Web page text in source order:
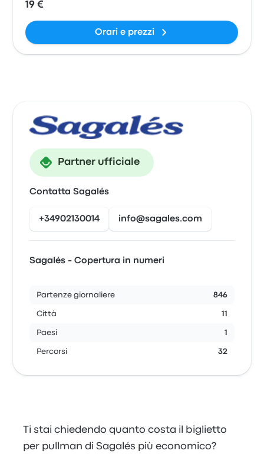
19 €
Orari e prezzi
Partner ufficiale
Contatta Sagalés
+34902130014 info@sagales.com
Sagalés - Copertura in numeri
Partenze giornaliere 846
Città 11
Paesi 1
Percorsi 32
Ti stai chiedendo quanto costa il biglietto
per pullman di Sagalés più economico?